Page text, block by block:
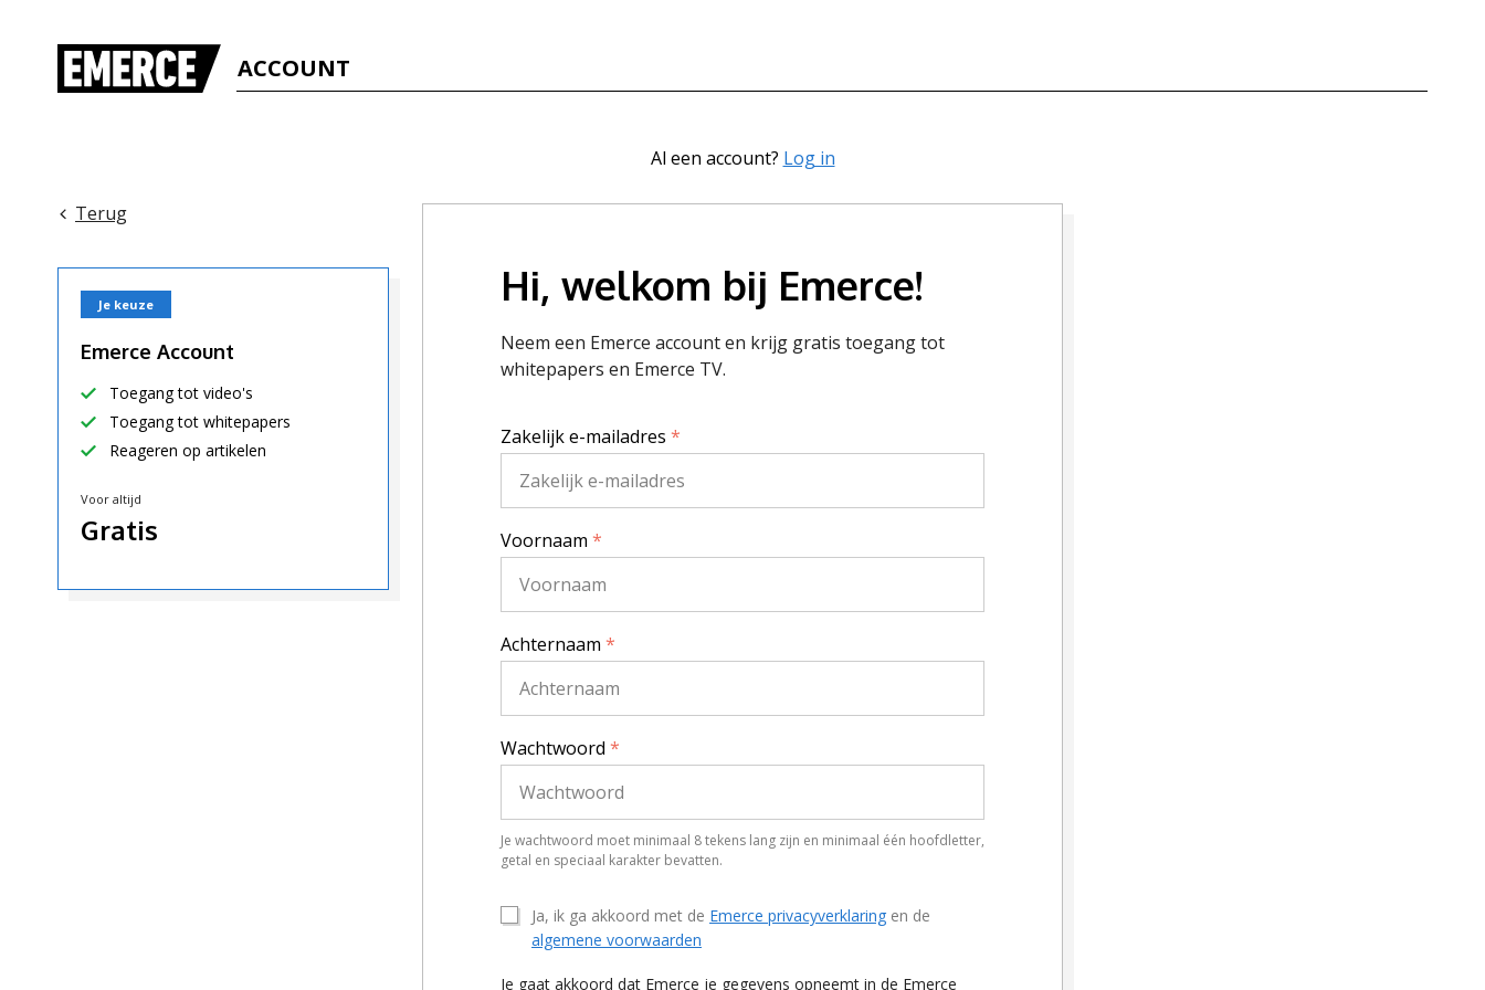
ACCOUNT
Terug
Je keuze
Emerce Account
Toegang tot video's
Toegang tot whitepapers
Reageren op artikelen
Voor altijd
Gratis
Al een account? Log in
Hi, welkom bij Emerce!
Neem een Emerce account en krijg gratis toegang tot
whitepapers en Emerce TV.
Zakelijk e-mailadres *
Voornaam *
Achternaam *
Wachtwoord *
Je wachtwoord moet minimaal 8 tekens lang zijn en minimaal één hoofdletter,
getal en speciaal karakter bevatten.
Ja, ik ga akkoord met de Emerce privacyverklaring en de
algemene voorwaarden
Je gaat akkoord dat Emerce je gegevens opneemt in de Emerce